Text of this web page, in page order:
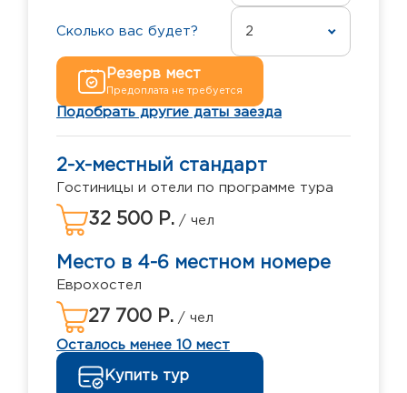
Сколько вас будет? 2
Резерв мест
Предоплата не требуется
Подобрать другие даты заезда
2-х-местный стандарт
Гостиницы и отели по программе тура
32 500 Р. / чел
Место в 4-6 местном номере
Еврохостел
27 700 Р. / чел
Осталось менее 10 мест
Купить тур